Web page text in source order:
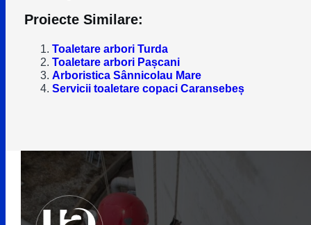
Proiecte Similare:
Toaletare arbori Turda
Toaletare arbori Pașcani
Arboristica Sânnicolau Mare
Servicii toaletare copaci Caransebeș